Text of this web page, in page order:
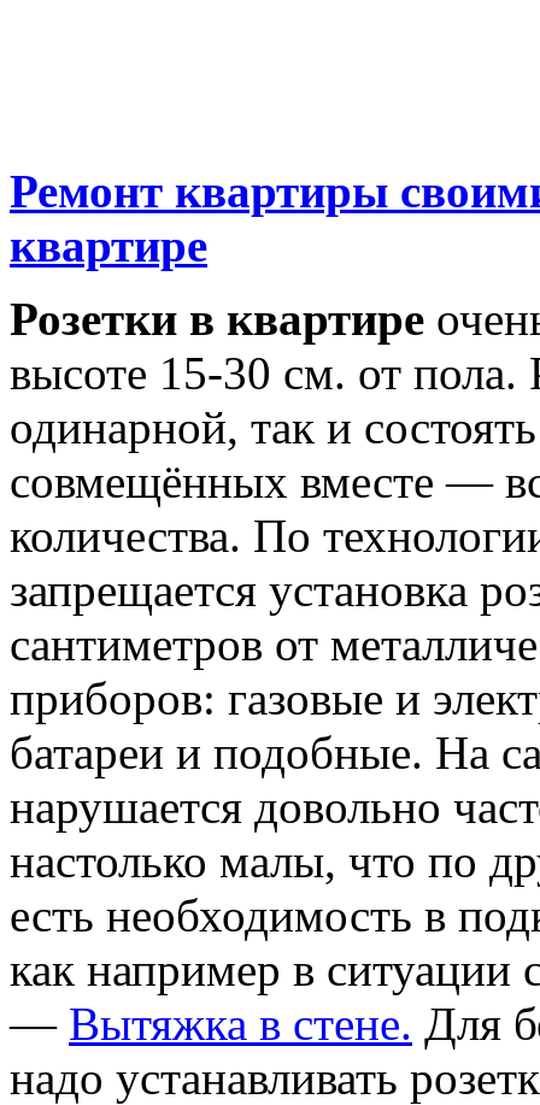
Ремонт квартиры
квартире
Розетки в квартире
высоте 15-30 см. от пола.
одинарной, так и
совмещённых вместе —
количества. По
запрещается установка
сантиметров от
приборов: газовые и
батареи и подобные. На
нарушается довольно
настолько малы, что по
есть необходимость в
как например в ситуации
— Вытяжка в стене. Для
надо устанавливать